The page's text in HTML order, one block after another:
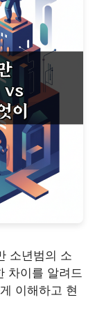
소년범의 소
차이를 알려드
이해하고 현